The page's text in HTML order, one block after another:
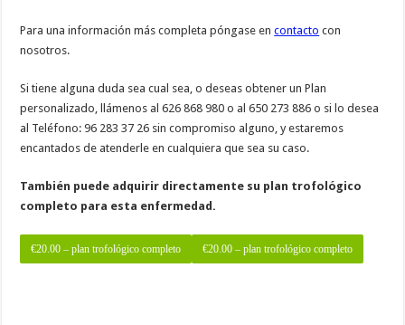
Para una información más completa póngase encontacto con
nosotros.
Si tiene alguna duda sea cual sea, o deseas obtener un Plan
personalizado, llámenos al 626 868 980 o al 650 273 886 o si lo desea
al Teléfono: 96 283 37 26 sin compromiso alguno, y estaremos
encantados de atenderle en cualquiera que sea su caso.
También puede adquirir directamente su plan trofológico
completo para esta enfermedad.
€20.00 – plan trofológico completo